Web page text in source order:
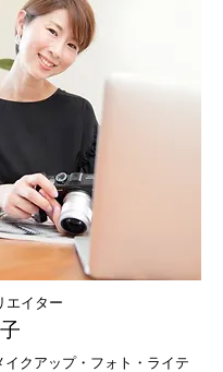
エイター
イクアップ・フォト・ライテ